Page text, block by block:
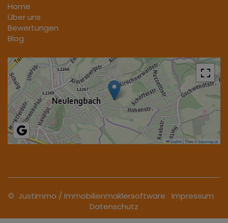
Home
Über uns
Bewertungen
Blog
Leaflet|Tiles ©basemap.at
© Justimmo / Immobilienmaklersoftware
Impressum
Datenschutz